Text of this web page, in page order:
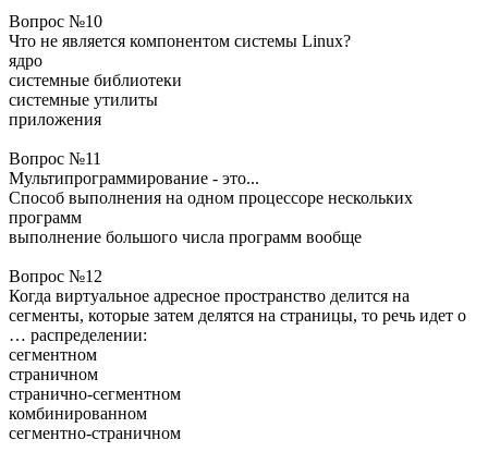
Вопрос №10
Что не является компонентом системы Linux?
ядро
системные библиотеки
системные утилиты
приложения
Вопрос №11
Мультипрограммирование - это...
Способ выполнения на одном процессоре нескольких
программ
выполнение большого числа программ вообще
Вопрос №12
Когда виртуальное адресное пространство делится на
сегменты, которые затем делятся на страницы, то речь идет о
… распределении:
сегментном
страничном
странично-сегментном
комбинированном
сегментно-страничном